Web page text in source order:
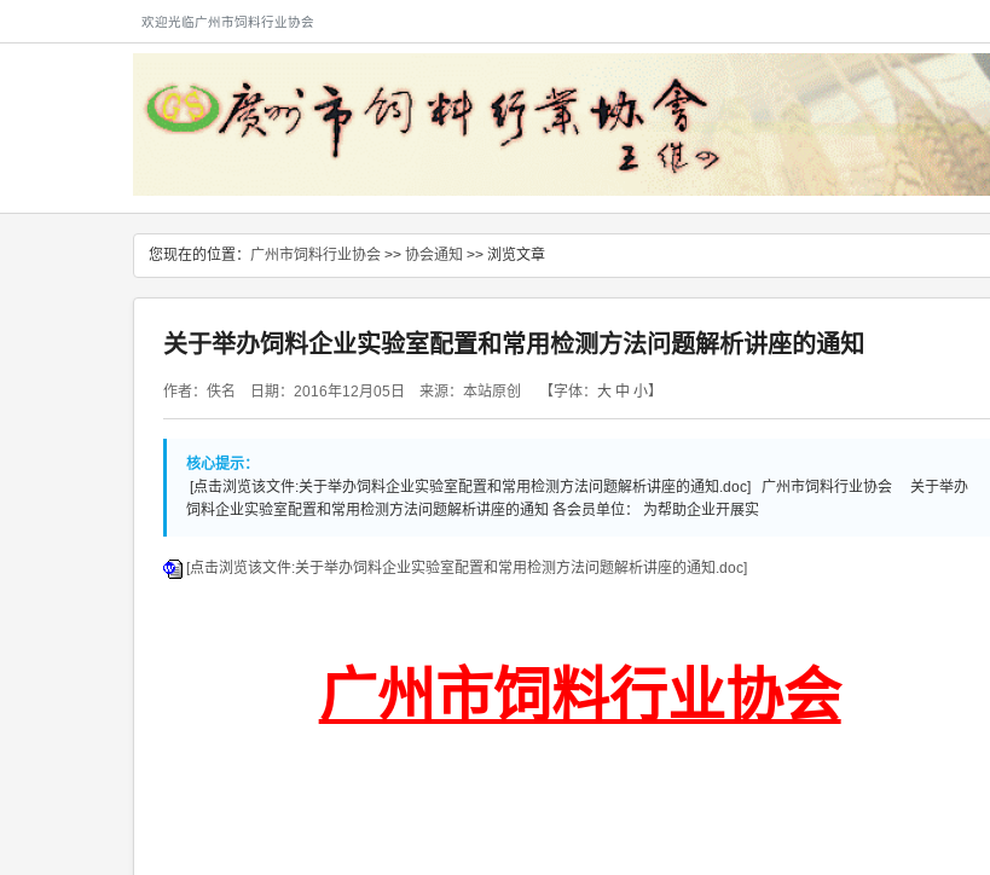
欢迎光临广州市饲料行业协会
您现在的位置： 广州市饲料行业协会 >> 协会通知 >> 浏览文章
关于举办饲料企业实验室配置和常用检测方法问题解析讲座的通知
作者：佚名 日期：2016年12月05日 来源：本站原创 【字体： 大 中 小】
核心提示：
[点击浏览该文件:关于举办饲料企业实验室配置和常用检测方法问题解析讲座的通知.doc] 广州市饲料行业协会 关于举办
饲料企业实验室配置和常用检测方法问题解析讲座的通知 各会员单位： 为帮助企业开展实
[点击浏览该文件:关于举办饲料企业实验室配置和常用检测方法问题解析讲座的通知.doc]
广州市饲料行业协会